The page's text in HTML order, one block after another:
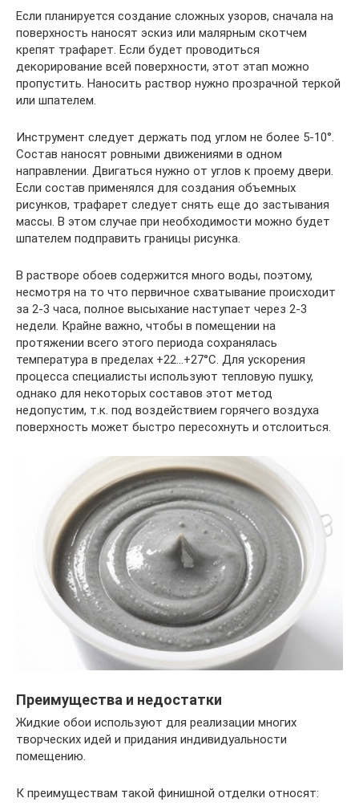
Если планируется создание сложных узоров, сначала на
поверхность наносят эскиз или малярным скотчем
крепят трафарет. Если будет проводиться
декорирование всей поверхности, этот этап можно
пропустить. Наносить раствор нужно прозрачной теркой
или шпателем.
Инструмент следует держать под углом не более 5-10°.
Состав наносят ровными движениями в одном
направлении. Двигаться нужно от углов к проему двери.
Если состав применялся для создания объемных
рисунков, трафарет следует снять еще до застывания
массы. В этом случае при необходимости можно будет
шпателем подправить границы рисунка.
В растворе обоев содержится много воды, поэтому,
несмотря на то что первичное схватывание происходит
за 2-3 часа, полное высыхание наступает через 2-3
недели. Крайне важно, чтобы в помещении на
протяжении всего этого периода сохранялась
температура в пределах +22…+27°C. Для ускорения
процесса специалисты используют тепловую пушку,
однако для некоторых составов этот метод
недопустим, т.к. под воздействием горячего воздуха
поверхность может быстро пересохнуть и отслоиться.
Преимущества и недостатки
Жидкие обои используют для реализации многих
творческих идей и придания индивидуальности
помещению.
К преимуществам такой финишной отделки относят: